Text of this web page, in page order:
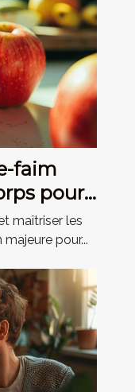
faim
pour
maîtriser les
pour...